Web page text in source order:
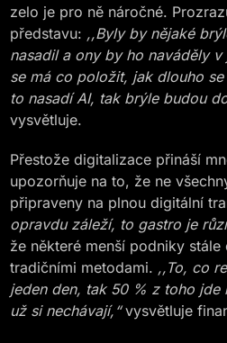
zelo je pro ně náročné.
představu: ,,Byly by nějaké
nasadil a ony by ho naváděly
se má co položit, jak dlouho
to nasadí AI, tak brýle budou
vysvětluje.
Přestože digitalizace přináší
upozorňuje na to, že ne
připraveny na plnou digitální
opravdu záleží, to gastro je
že některé menší podniky
tradičními metodami. ,,To, co
jeden den, tak 50 % z toho jde
už si nechávají,“vysvětluje